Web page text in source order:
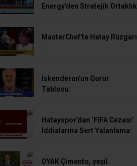
Energy’den Stratejik Ortaklık
MasterChef’te Hatay Rüzgarı
:
İskenderun’un Gurur
Tablosu:
Hatayspor’dan ‘FIFA Cezası’
İddialarına Sert Yalanlama:
OYAK Çimento, yeşil